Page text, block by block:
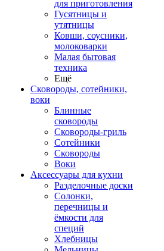
для приготовления
Гусятницы и
утятницы
Ковши, соусники,
молоковарки
Малая бытовая
техника
Ещё
Сковороды, сотейники,
воки
Блинные
сковороды
Сковороды-гриль
Сотейники
Сковороды
Воки
Аксессуары для кухни
Разделочные доски
Солонки,
перечницы и
ёмкости для
специй
Хлебницы